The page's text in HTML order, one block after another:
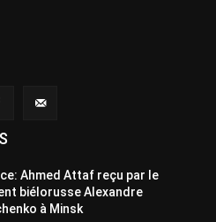
Ahmed Attaf reçu par le
biélorusse Alexandre
à Minsk